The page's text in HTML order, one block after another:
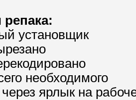
установщик
необходимого
ярлык на